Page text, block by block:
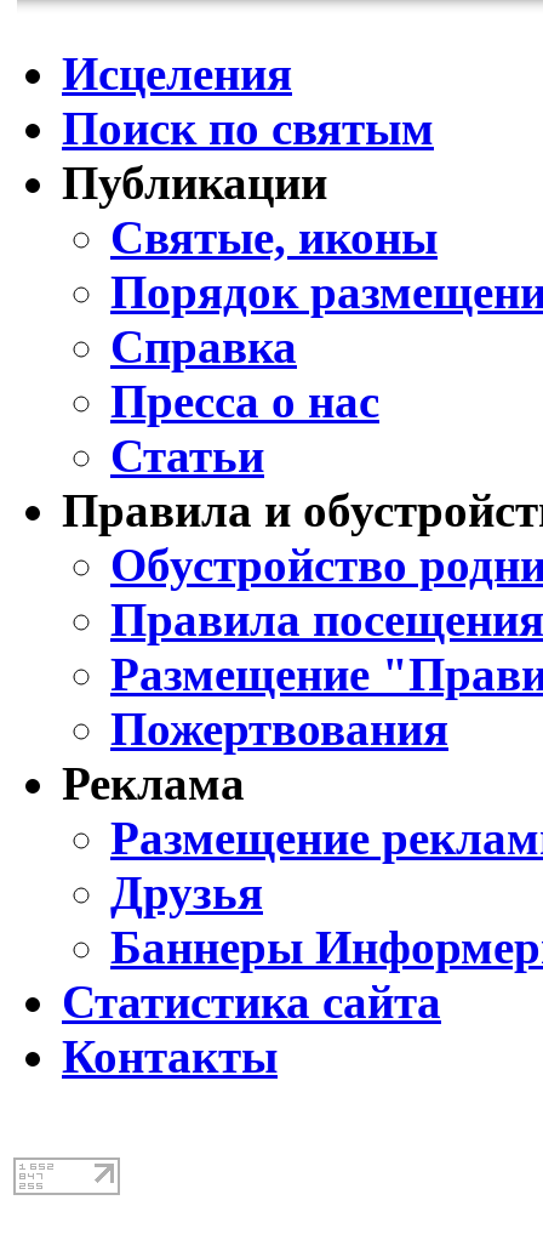
Исцеления
Поиск по святым
Публикации
Святые, иконы
Порядок
Справка
Пресса о нас
Статьи
Правила и
Обустройство
Правила
Размещение
Пожертвования
Реклама
Размещение
Друзья
Баннеры
Статистика сайта
Контакты